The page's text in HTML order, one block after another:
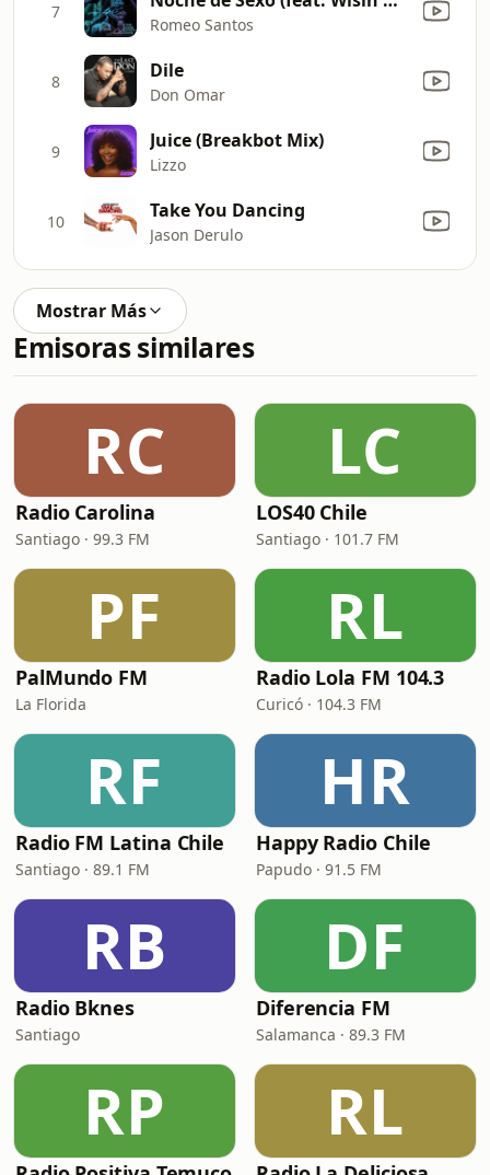
7
Romeo Santos
8 Dile
Don Omar
9 Juice (Breakbot Mix)
Lizzo
10 Take You Dancing
Jason Derulo
Mostrar Más
Emisoras similares
RC
Radio Carolina
Santiago · 99.3 FM
LC
LOS40 Chile
Santiago · 101.7 FM
PF
PalMundo FM
La Florida
RL
Radio Lola FM 104.3
Curicó · 104.3 FM
RF
Radio FM Latina Chile
Santiago · 89.1 FM
HR
Happy Radio Chile
Papudo · 91.5 FM
RB
Radio Bknes
Santiago
DF
Diferencia FM
Salamanca · 89.3 FM
RP RL